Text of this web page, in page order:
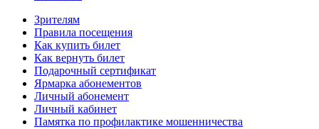
Зрителям
Правила посещения
Как купить билет
Как вернуть билет
Подарочный сертификат
Ярмарка абонементов
Личный абонемент
Личный кабинет
Памятка по профилактике мошенничества